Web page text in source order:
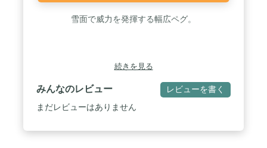
雪面で威力を発揮する幅広ペグ。
続きを見る
みんなのレビュー レビューを書く
まだレビューはありません